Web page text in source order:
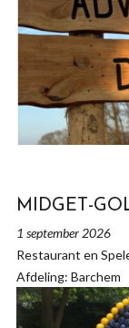
MIDGET-
1 september 2026
Restaurant en
Afdeling: Barchem